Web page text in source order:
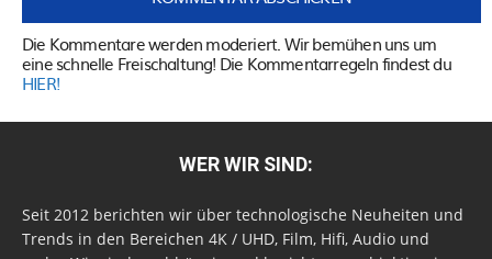
Die Kommentare werden moderiert. Wir bemühen uns um
eine schnelle Freischaltung! Die Kommentarregeln findest du
HIER!
WER WIR SIND:
Seit 2012 berichten wir über technologische Neuheiten und
Trends in den Bereichen 4K / UHD, Film, Hifi, Audio und